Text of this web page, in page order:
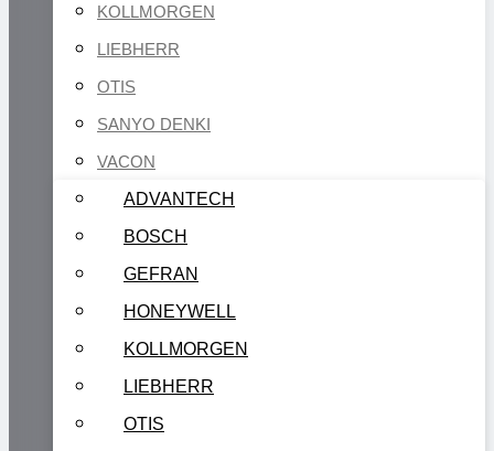
KOLLMORGEN
LIEBHERR
OTIS
SANYO DENKI
VACON
ADVANTECH
BOSCH
GEFRAN
HONEYWELL
KOLLMORGEN
LIEBHERR
OTIS